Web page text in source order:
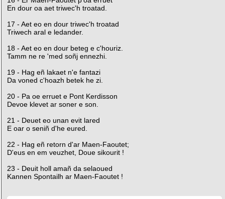
En dour oa aet triwec'h troatad.
17 - Aet eo en dour triwec'h troatad
Triwech aral e ledander.
18 - Aet eo en dour beteg e c'houriz.
Tamm ne re 'med soñj ennezhi.
19 - Hag eñ lakaet n'e fantazi
Da voned c'hoazh betek he zi.
20 - Pa oe erruet e Pont Kerdisson
Devoe klevet ar soner e son.
21 - Deuet eo unan evit lared
E oar o seniñ d'he eured.
22 - Hag eñ retorn d'ar Maen-Faoutet;
D'eus en em veuzhet, Doue sikourit !
23 - Deuit holl amañ da selaoued
Kannen Spontailh ar Maen-Faoutet !